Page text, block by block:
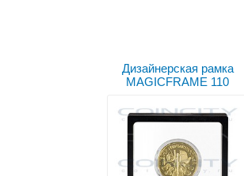
Дизайнерская рамка
MAGICFRAME 110